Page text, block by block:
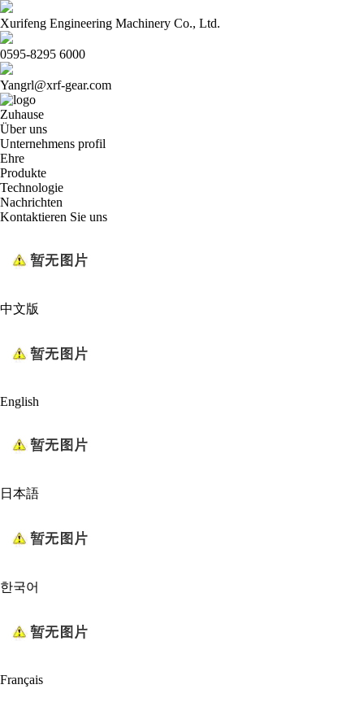
Xurifeng Engineering Machinery Co., Ltd.
0595-8295 6000
Yangrl@xrf-gear.com
Zuhause
Über uns
Unternehmens profil
Ehre
Produkte
Technologie
Nachrichten
Kontaktieren Sie uns
中文版
English
日本語
한국어
Français